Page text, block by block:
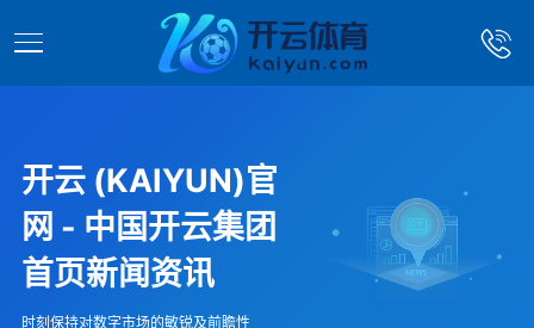
开云 (KAIYUN)官
网 - 中国开云集团
首页新闻资讯
时刻保持对数字市场的敏锐及前瞻性